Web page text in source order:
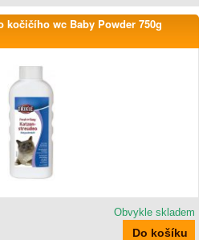
kočičího wc Baby Powder 750g
Obvykle skladem